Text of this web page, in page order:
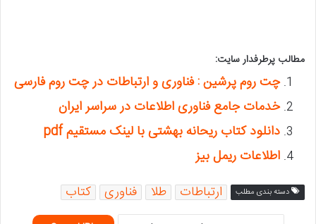
مطالب پرطرفدار سایت:
چت روم پرشین : فناوری و ارتباطات در چت روم فارسی
خدمات جامع فناوری اطلاعات در سراسر ایران
دانلود کتاب ریحانه بهشتی با لینک مستقیم pdf
اطلاعات ریمل بیز
دسته بندی مطلب ارتباطات طلا فناوری کتاب